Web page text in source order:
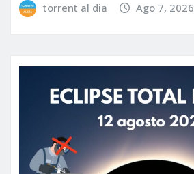
torrent al dia Ago 7, 2026